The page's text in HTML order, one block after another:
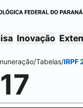
Inovação
/Tabelas/IRPF